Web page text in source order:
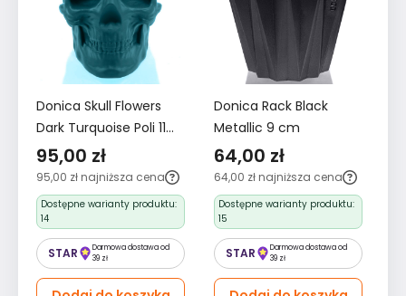
Donica Skull Flowers
Dark Turquoise Poli 11
cm
95,00 zł
95,00 zł najniższa cena
Dostępne warianty produktu:
14
STAR
Darmowa dostawa od
39 zł
Donica Rack Black
Metallic 9 cm
64,00 zł
64,00 zł najniższa cena
Dostępne warianty produktu:
15
STAR
Darmowa dostawa od
39 zł